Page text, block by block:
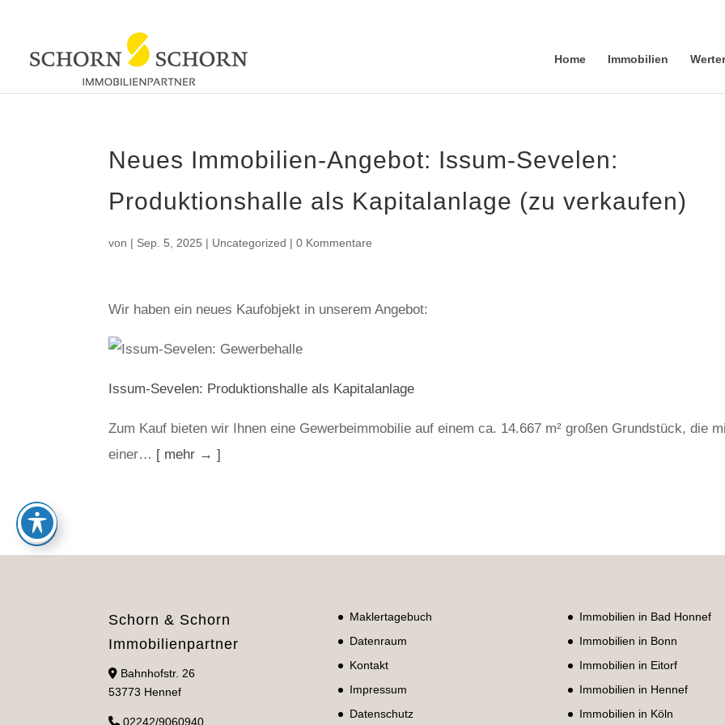
Home Immobilien
Neues Immobilien-Angebot: Issum-Sevelen:
Produktionshalle als Kapitalanlage (zu verkaufen)
von | Sep. 5, 2025 | Uncategorized |0 Kommentare
Wir haben ein neues Kaufobjekt in unserem Angebot:
Issum-Sevelen: Produktionshalle als Kapitalanlage
Zum Kauf bieten wir Ihnen eine Gewerbeimmobilie auf einem ca. 14.667 m² großen Grundstück, die
einer… [ mehr → ]
Schorn & Schorn
Immobilienpartner
Bahnhofstr. 26
53773 Hennef
02242/9060940
Maklertagebuch
Datenraum
Kontakt
Impressum
Datenschutz
Immobilien in Bad Honnef
Immobilien in Bonn
Immobilien in Eitorf
Immobilien in Hennef
Immobilien in Köln